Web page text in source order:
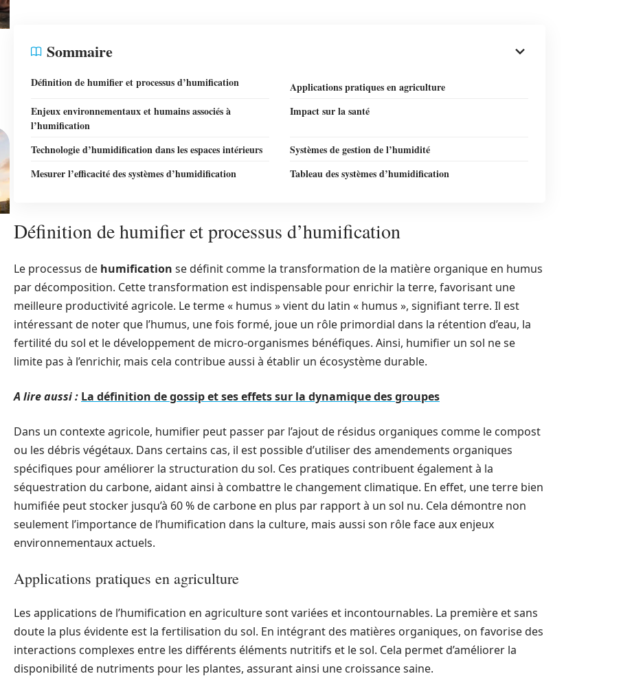
Sommaire
Définition de humifier et processus d’humification
Applications pratiques en agriculture
Enjeux environnementaux et humains associés à
l’humification
Impact sur la santé
Technologie d’humidification dans les espaces intérieurs
Systèmes de gestion de l’humidité
Mesurer l’efficacité des systèmes d’humidification
Tableau des systèmes d’humidification
Définition de humifier et processus d’humification
Le processus de humification se définit comme la transformation de la matière organique en humus
par décomposition. Cette transformation est indispensable pour enrichir la terre, favorisant une
meilleure productivité agricole. Le terme « humus » vient du latin « humus », signifiant terre. Il est
intéressant de noter que l’humus, une fois formé, joue un rôle primordial dans la rétention d’eau, la
fertilité du sol et le développement de micro-organismes bénéfiques. Ainsi, humifier un sol ne se
limite pas à l’enrichir, mais cela contribue aussi à établir un écosystème durable.
A lire aussi : La définition de gossip et ses effets sur la dynamique des groupes
Dans un contexte agricole, humifier peut passer par l’ajout de résidus organiques comme le compost
ou les débris végétaux. Dans certains cas, il est possible d’utiliser des amendements organiques
spécifiques pour améliorer la structuration du sol. Ces pratiques contribuent également à la
séquestration du carbone, aidant ainsi à combattre le changement climatique. En effet, une terre bien
humifiée peut stocker jusqu’à 60 % de carbone en plus par rapport à un sol nu. Cela démontre non
seulement l’importance de l’humification dans la culture, mais aussi son rôle face aux enjeux
environnementaux actuels.
Applications pratiques en agriculture
Les applications de l’humification en agriculture sont variées et incontournables. La première et sans
doute la plus évidente est la fertilisation du sol. En intégrant des matières organiques, on favorise des
interactions complexes entre les différents éléments nutritifs et le sol. Cela permet d’améliorer la
disponibilité de nutriments pour les plantes, assurant ainsi une croissance saine.